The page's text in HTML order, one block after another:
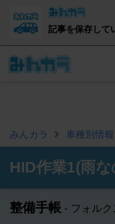
記事を保存して
みんカラ 車種別情報
HID作業1(雨
整備手帳 フォル